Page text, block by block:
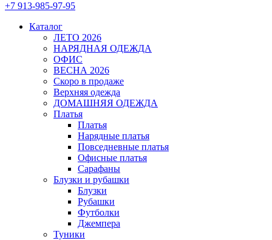
+7 913-985-97-95
Каталог
ЛЕТО 2026
НАРЯДНАЯ ОДЕЖДА
ОФИС
ВЕСНА 2026
Скоро в продаже
Верхняя одежда
ДОМАШНЯЯ ОДЕЖДА
Платья
Платья
Нарядные платья
Повседневные платья
Офисные платья
Сарафаны
Блузки и рубашки
Блузки
Рубашки
Футболки
Джемпера
Туники